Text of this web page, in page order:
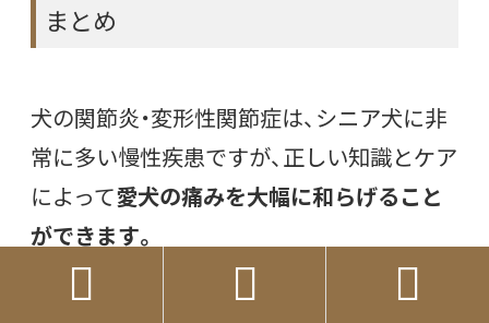
まとめ
犬の関節炎・変形性関節症は、シニア犬に非
常に多い慢性疾患ですが、正しい知識とケア
によって愛犬の痛みを大幅に和らげること
ができます。
  